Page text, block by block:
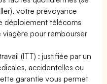
votre prévoyance
déploiement télécoms
pour rembourser
(ITT) : justifiée par un
accidentelles ou
garantie vous permet